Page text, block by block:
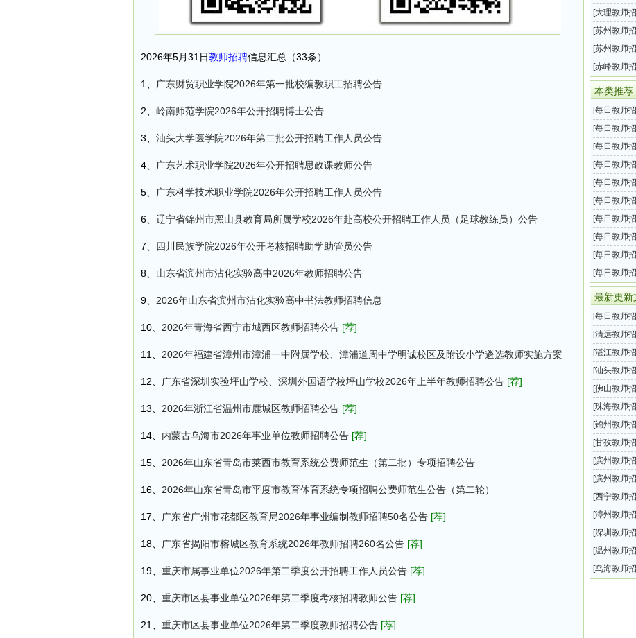
2026年5月31日教师招聘信息汇总（33条）
1、 广东财贸职业学院2026年第一批校编教职工招聘公告
2、 岭南师范学院2026年公开招聘博士公告
3、 汕头大学医学院2026年第二批公开招聘工作人员公告
4、 广东艺术职业学院2026年公开招聘思政课教师公告
5、 广东科学技术职业学院2026年公开招聘工作人员公告
6、 辽宁省锦州市黑山县教育局所属学校2026年赴高校公开招聘工作人员（足球教练员）公告
7、 四川民族学院2026年公开考核招聘助学助管员公告
8、 山东省滨州市沾化实验高中2026年教师招聘公告
9、 2026年山东省滨州市沾化实验高中书法教师招聘信息
10、 2026年青海省西宁市城西区教师招聘公告 [荐]
11、 2026年福建省漳州市漳浦一中附属学校、漳浦道周中学明诚校区及附设小学遴选教师实施方案
12、 广东省深圳实验坪山学校、深圳外国语学校坪山学校2026年上半年教师招聘公告 [荐]
13、 2026年浙江省温州市鹿城区教师招聘公告 [荐]
14、 内蒙古乌海市2026年事业单位教师招聘公告 [荐]
15、 2026年山东省青岛市莱西市教育系统公费师范生（第二批）专项招聘公告
16、 2026年山东省青岛市平度市教育体育系统专项招聘公费师范生公告（第二轮）
17、 广东省广州市花都区教育局2026年事业编制教师招聘50名公告 [荐]
18、 广东省揭阳市榕城区教育系统2026年教师招聘260名公告 [荐]
19、 重庆市属事业单位2026年第二季度公开招聘工作人员公告 [荐]
20、 重庆市区县事业单位2026年第二季度考核招聘教师公告 [荐]
21、 重庆市区县事业单位2026年第二季度教师招聘公告 [荐]
2026年教
[大理教师
局2026年
[苏州教师
业编制教
[苏州教师
2026年事
[赤峰教师
三批教师
本类推荐
[每日教师
息汇总（
[每日教师
息汇总（
[每日教师
息汇总（
[每日教师
息汇总（
[每日教师
息汇总（
[每日教师
息汇总（
[每日教师
息汇总（
[每日教师
息汇总（
[每日教师
息汇总（
[每日教师
息汇总（
最新更新
[每日教师
息汇总（
[清远教师
批校编教
[湛江教师
博士公告
[汕头教师
公开招聘
[佛山教师
招聘思政
[珠海教师
公开招聘
[锦州教师
属学校
公告
[甘孜教师
招聘助学
[滨州教师
2026年教
[滨州教师
高中书法
[西宁教师
师招聘公告
[漳州教师
附属学校
实施方案
[深圳教师
圳外国语
[温州教师
师招聘公告
[乌海教师